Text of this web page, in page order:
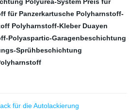
für Panzerkartusche Polyharnstoff-
Polyharnstoff-Kleber Duayen
Polyaspartic-Garagenbeschichtung
Sprühbeschichtung
für die Autolackierung